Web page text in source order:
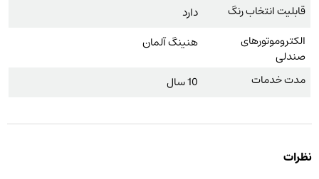
قابلیت انتخاب رنگ
دارد
الکتروموتورهای
صندلی
هنینگ آلمان
مدت خدمات
10 سال
نظرات